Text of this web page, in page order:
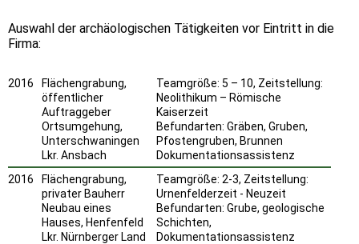
Auswahl der archäologischen Tätigkeiten vor Eintritt in die
Firma:
2016
Flächengrabung,
öffentlicher
Auftraggeber
Ortsumgehung,
Unterschwaningen
Lkr. Ansbach
Teamgröße: 5 – 10, Zeitstellung:
Neolithikum – Römische
Kaiserzeit
Befundarten: Gräben, Gruben,
Pfostengruben, Brunnen
Dokumentationsassistenz
2016
Flächengrabung,
privater Bauherr
Neubau eines
Hauses, Henfenfeld
Lkr. Nürnberger Land
Teamgröße: 2-3, Zeitstellung:
Urnenfelderzeit - Neuzeit
Befundarten: Grube, geologische
Schichten,
Dokumentationsassistenz